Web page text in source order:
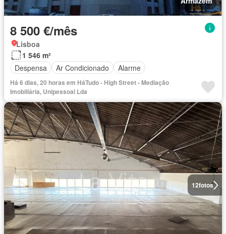
8 500 €/mês
Lisboa
1 546 m²
Despensa
Ar Condicionado Alarme
Há 6 dias, 20 horas em HáTudo - High Street - Mediação
Imobiliária, Unipessoal Lda
12fotos